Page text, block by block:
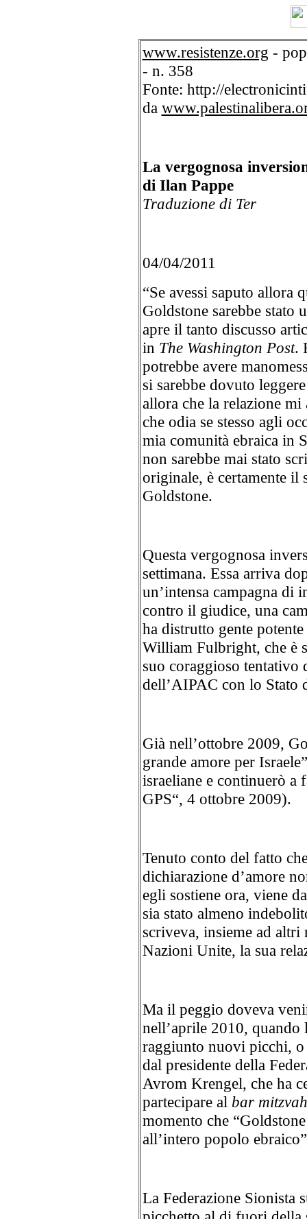
www.resistenze.org -
- n. 358
Fonte: http://
da
La vergognosa
di Ilan Pappe
Traduzione di Ter
04/04/2011
“Se avessi saputo allora
Goldstone sarebbe stato
apre il tanto discusso
in The Washington Post.
potrebbe avere
si sarebbe dovuto
allora che la relazione
che odia se stesso agli
mia comunità ebraica in
non sarebbe mai stato
originale, è certamente il
Goldstone.
Questa vergognosa
settimana. Essa arriva
un’intensa campagna
contro il giudice, una
ha distrutto gente
William Fulbright, che è
suo coraggioso
dell’AIPAC con lo Stato
Già nell’ottobre 2009,
grande amore per
israeliane e continuerò a
GPS“, 4 ottobre 2009).
Tenuto conto del fatto
dichiarazione d’amore
egli sostiene ora, viene
sia stato almeno
scriveva, insieme ad
Nazioni Unite, la sua
Ma il peggio doveva
nell’aprile 2010,
raggiunto nuovi picchi, o
dal presidente della
Avrom Krengel, che ha
partecipare al bar mitzvah
momento che
all’intero popolo
La Federazione Sionista